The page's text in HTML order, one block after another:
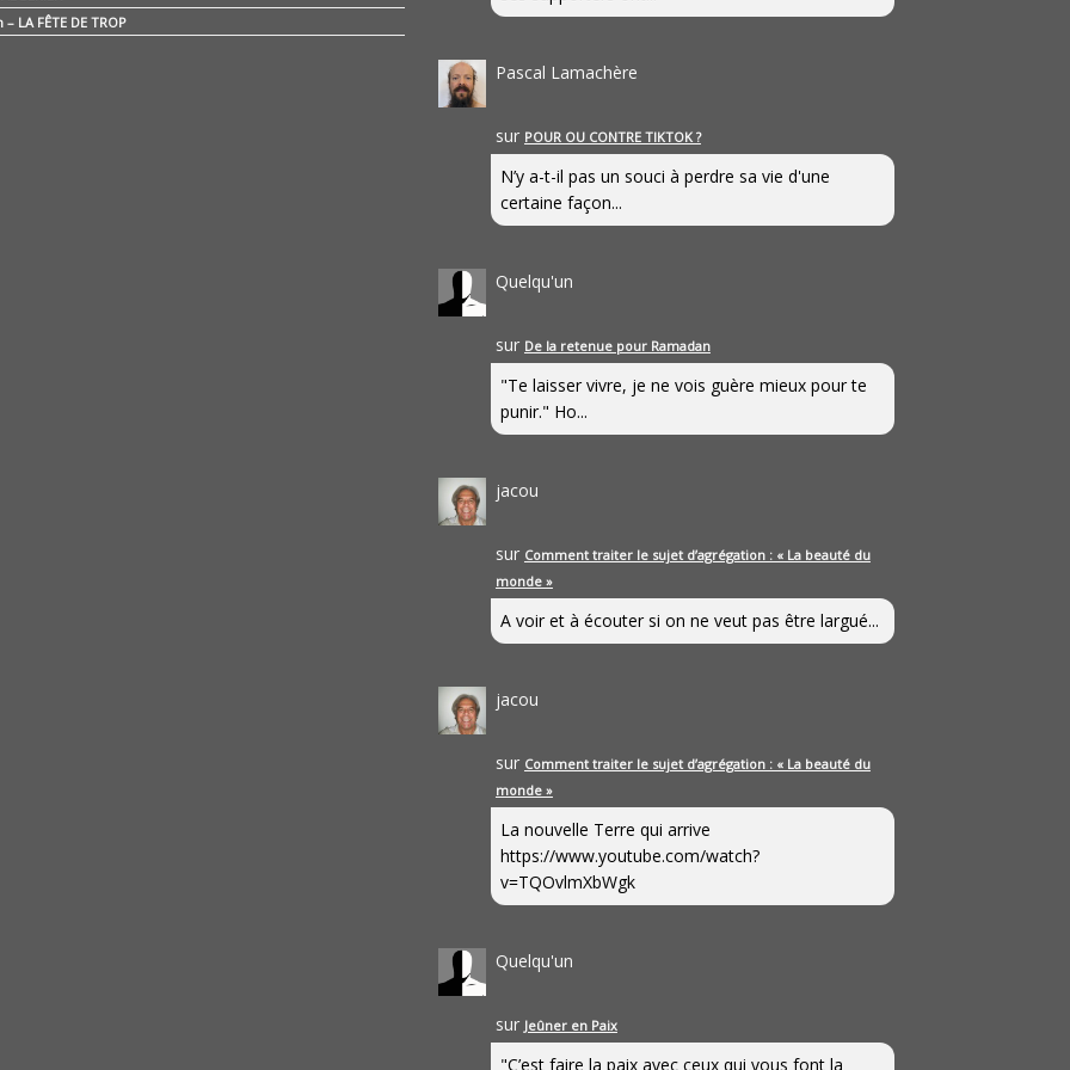
LA FÊTE DE TROP
Pascal Lamachère
sur POUR OU CONTRE TIKTOK ?
N’y a-t-il pas un souci à perdre sa vie d'une
certaine façon...
Quelqu'un
sur De la retenue pour Ramadan
"Te laisser vivre, je ne vois guère mieux pour te
punir." Ho...
jacou
sur Comment traiter le sujet d’agrégation : « La beauté du
monde »
A voir et à écouter si on ne veut pas être largué...
jacou
sur Comment traiter le sujet d’agrégation : « La beauté du
monde »
La nouvelle Terre qui arrive
https://www.youtube.com/watch?
v=TQOvlmXbWgk
Quelqu'un
sur Jeûner en Paix
"C’est faire la paix avec ceux qui vous font la